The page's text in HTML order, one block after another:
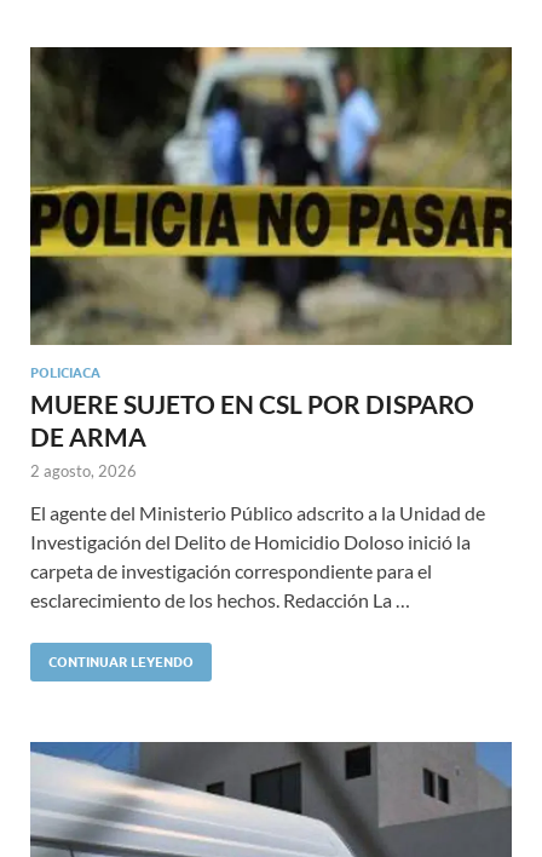
POLICIACA
MUERE SUJETO EN CSL POR DISPARO
DE ARMA
2 agosto, 2026
El agente del Ministerio Público adscrito a la Unidad de
Investigación del Delito de Homicidio Doloso inició la
carpeta de investigación correspondiente para el
esclarecimiento de los hechos. Redacción La …
CONTINUAR LEYENDO